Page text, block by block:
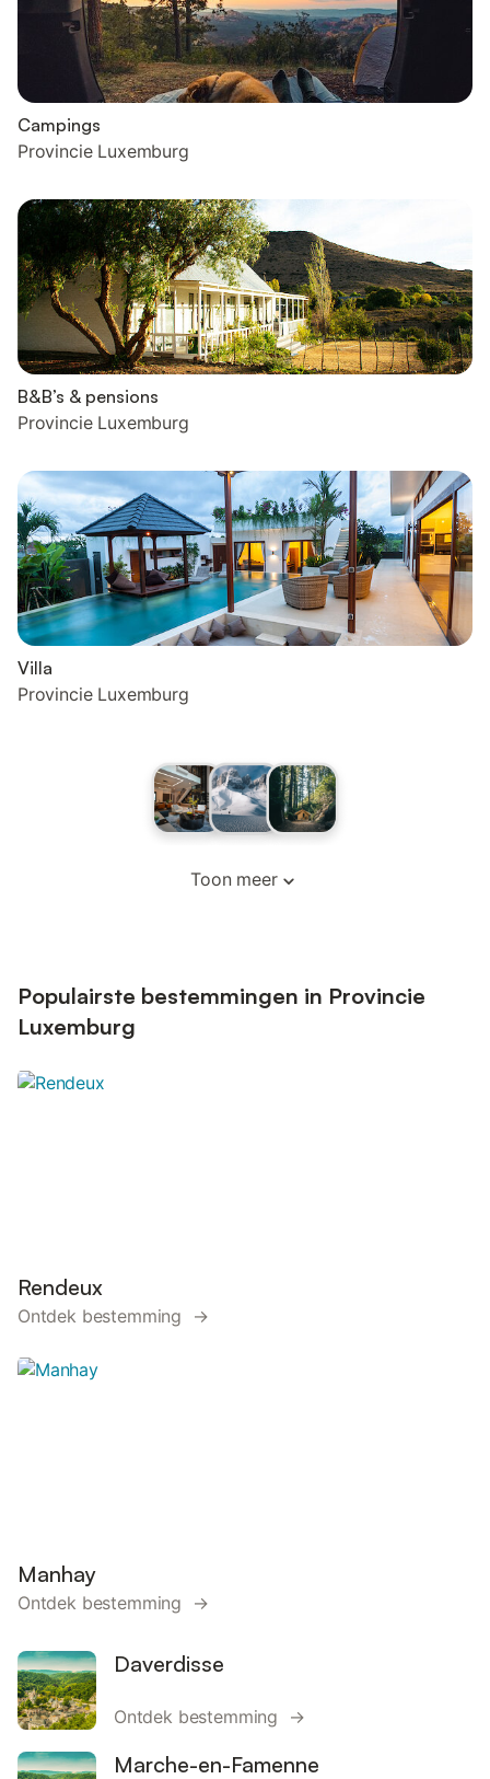
Campings
Provincie Luxemburg
B&B’s & pensions
Provincie Luxemburg
Villa
Provincie Luxemburg
Toon meer
Populairste bestemmingen in Provincie
Luxemburg
Rendeux
Ontdek bestemming →
Manhay
Ontdek bestemming →
Daverdisse
Ontdek bestemming →
Marche-en-Famenne